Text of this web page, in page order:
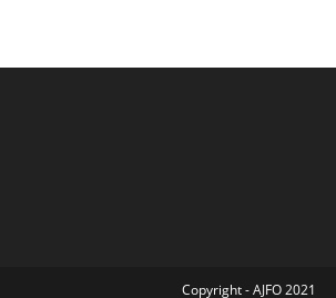
Copyright - AJFO 2021